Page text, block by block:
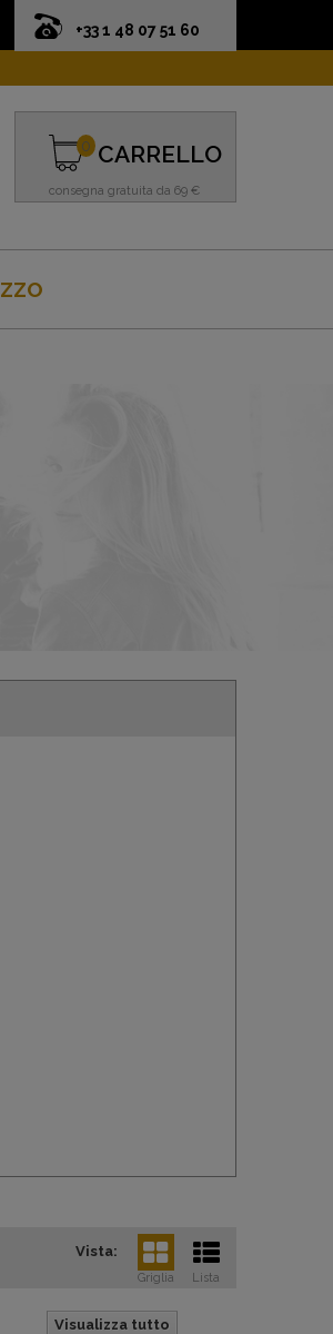
+33 1 48 07 51 60
CARRELLO
consegna gratuita da 69 €
0
Vista:
Griglia Lista
Visualizza tutto